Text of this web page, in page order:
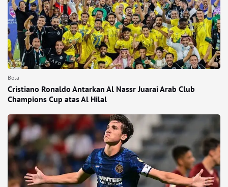
Bola
Cristiano Ronaldo Antarkan Al Nassr Juarai Arab Club
Champions Cup atas Al Hilal